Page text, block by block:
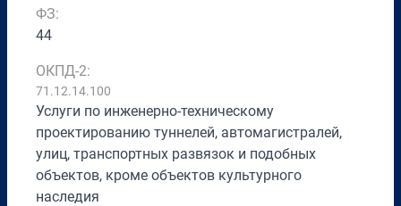
ФЗ:
44
ОКПД-2:
71.12.14.100
Услуги по инженерно-техническому
проектированию туннелей, автомагистралей,
улиц, транспортных развязок и подобных
объектов, кроме объектов культурного
наследия